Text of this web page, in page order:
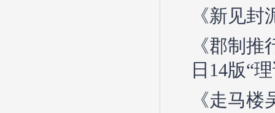
《新见
《郡制
日14版“
《走马